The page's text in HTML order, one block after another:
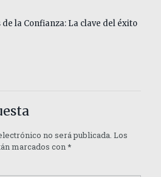
de la Confianza: La clave del éxito
no será publicada. Los
marcados con *